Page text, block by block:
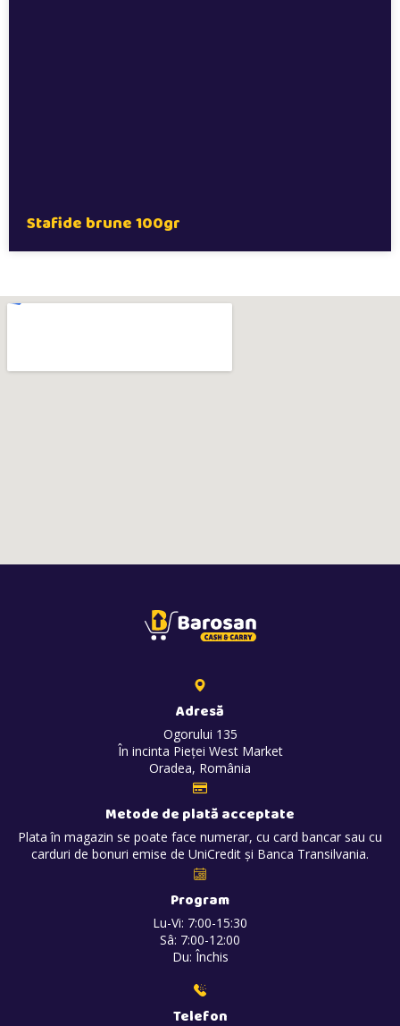
Stafide brune 100gr
Adresă
Ogorului 135
În incinta Pieței West Market
Oradea, România
Metode de plată acceptate
Plata în magazin se poate face numerar, cu card bancar sau cu
carduri de bonuri emise de UniCredit și Banca Transilvania.
Program
Lu-Vi: 7:00-15:30
Sâ: 7:00-12:00
Du: Închis
Telefon